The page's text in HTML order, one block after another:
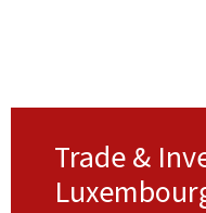
Trade &